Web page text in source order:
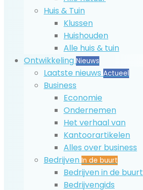
Huis & Tuin
Klussen
Huishouden
Alle huis & tuin
Ontwikkeling Nieuws
Laatste nieuws Actueel
Business
Economie
Ondernemen
Het verhaal van
Kantoorartikelen
Alles over business
Bedrijven In de buurt
Bedrijven in de buurt
Bedrijvengids